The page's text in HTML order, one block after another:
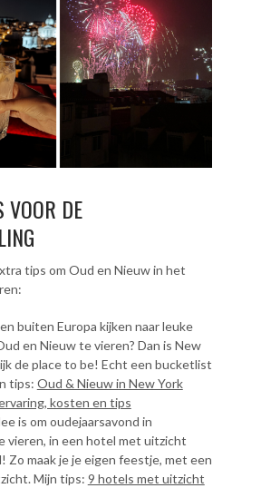
VOOR DE
tips om Oud en Nieuw in het
buiten Europa kijken naar leuke
en Nieuw te vieren? Dan is New
de place to be! Echt een bucketlist
tips: Oud & Nieuw in New York
kosten en tips
is om oudejaarsavond in
vieren, in een hotel met uitzicht
Zo maak je je eigen feestje, met een
Mijn tips: 9 hotels met uitzicht